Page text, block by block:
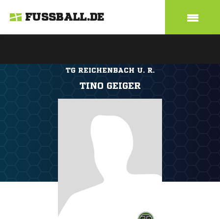
FUSSBALL.DE
TG REICHENBACH U. R.
TINO GEIGER